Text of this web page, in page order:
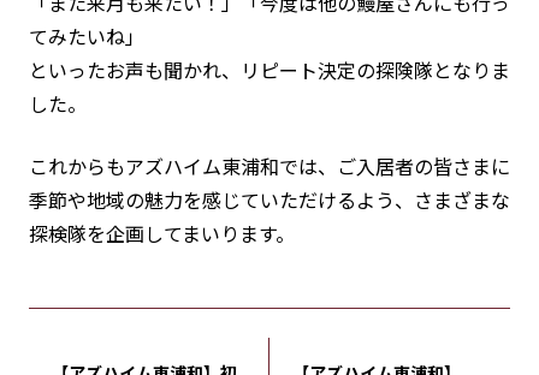
てみたいね」
といったお声も聞かれ、リピート決定の探険隊となりま
した。
これからもアズハイム東浦和では、ご入居者の皆さまに
季節や地域の魅力を感じていただけるよう、さまざまな
探検隊を企画してまいります。